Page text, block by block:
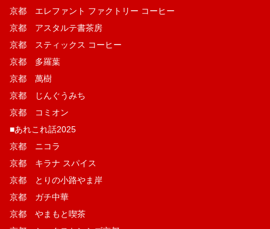
京都 エレファント ファクトリー コーヒー
京都 アスタルテ書茶房
京都 スティックス コーヒー
京都 多羅葉
京都 萬樹
京都 じんぐうみち
京都 コミオン
■あれこれ話2025
京都 ニコラ
京都 キラナ スパイス
京都 とりの小路やま岸
京都 ガチ中華
京都 やまもと喫茶